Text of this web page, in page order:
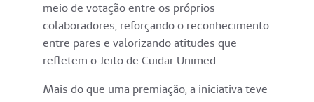
meio de votação entre os próprios
colaboradores, reforçando o reconhecimento
entre pares e valorizando atitudes que
refletem o Jeito de Cuidar Unimed.
Mais do que uma premiação, a iniciativa teve